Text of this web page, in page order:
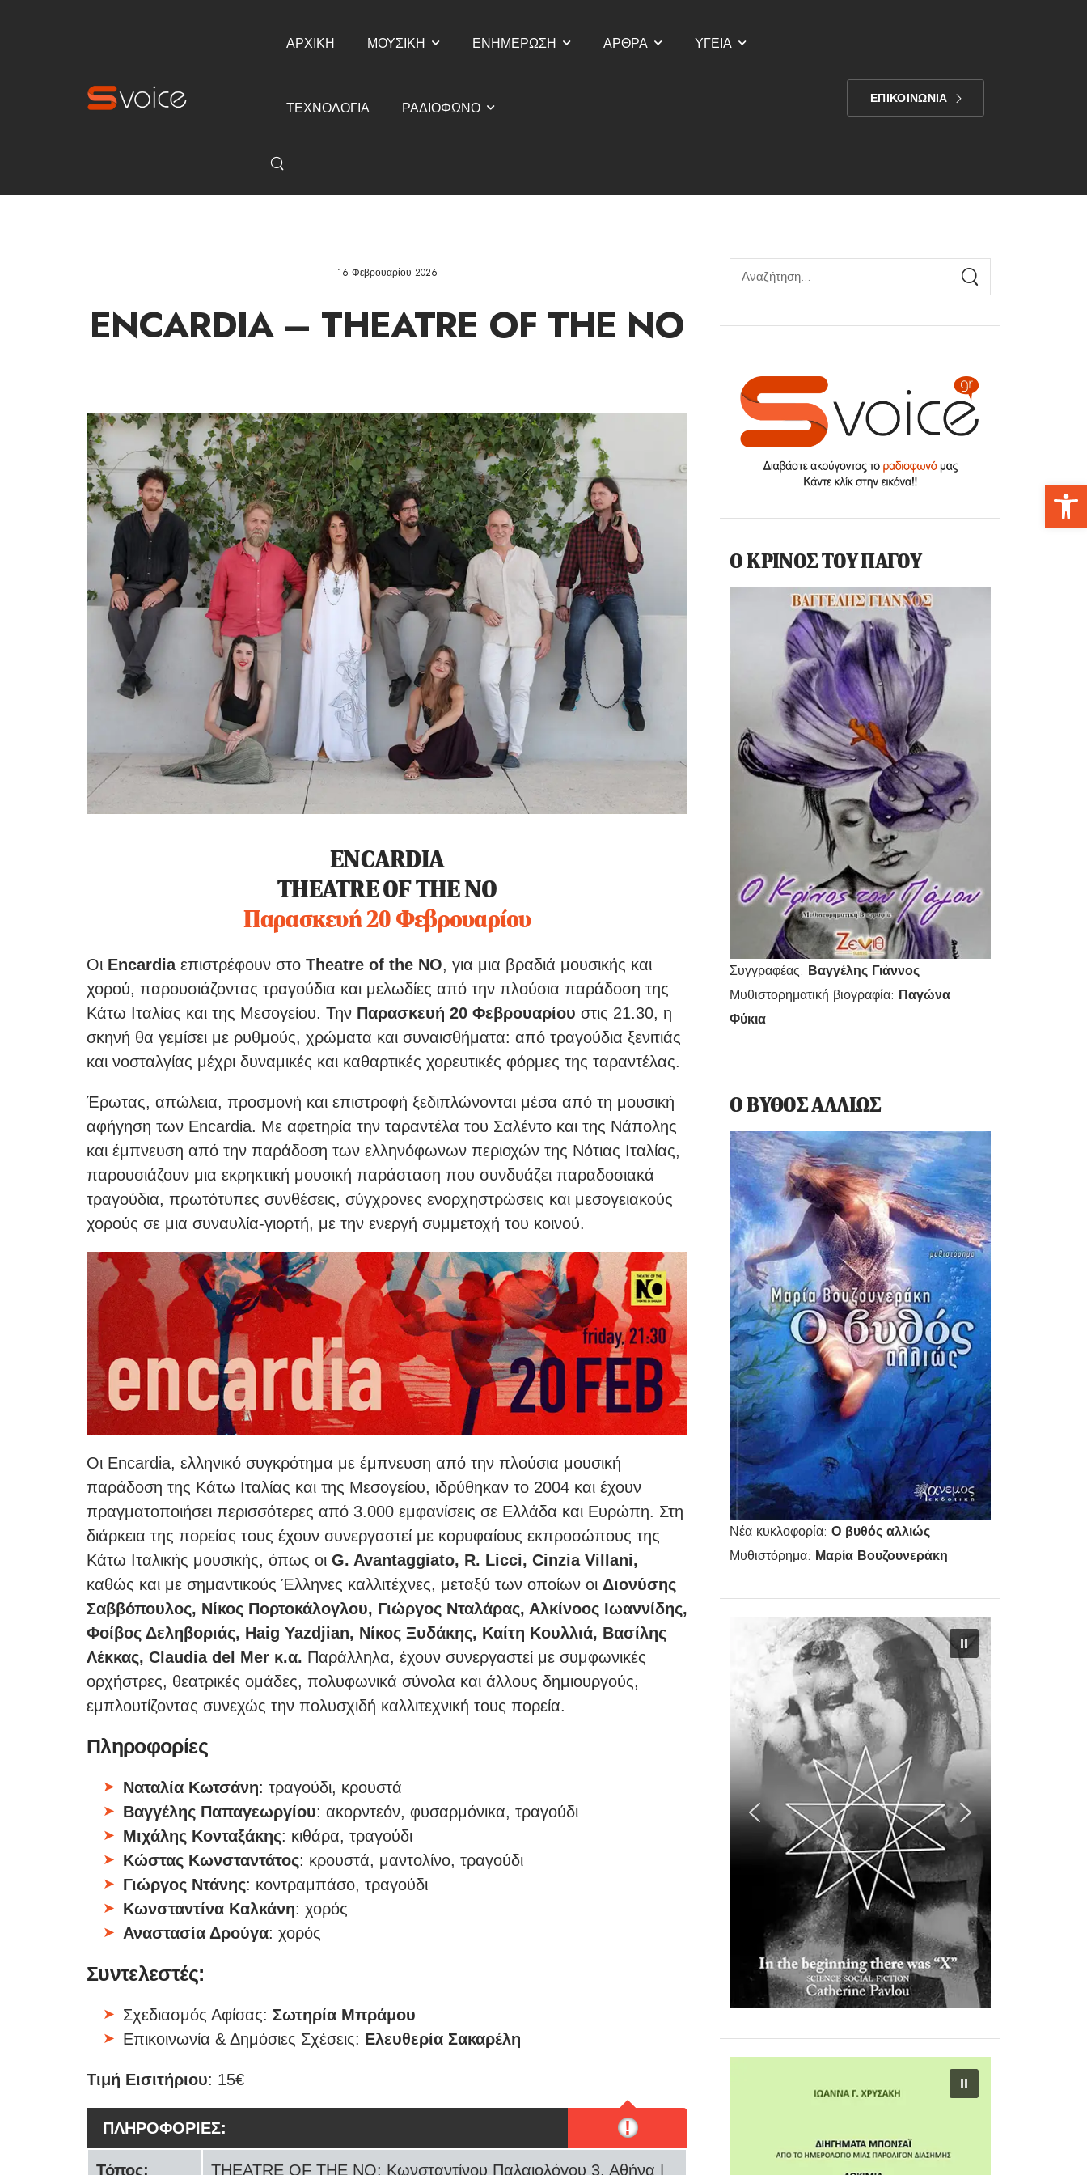
ΑΡΧΙΚΗ ΜΟΥΣΙΚΗ ΕΝΗΜΕΡΩΣΗ ΑΡΘΡΑ ΥΓΕΙΑ
ΤΕΧΝΟΛΟΓΙΑ ΡΑΔΙΟΦΩΝΟ
ΕΠΙΚΟΙΝΩΝΙΑ
Ο ΚΡΙΝΟΣ ΤΟΥ ΠΑΓΟΥ
Συγγραφέας: Βαγγέλης Γιάννος
Μυθιστορηματική βιογραφία: Παγώνα
Φύκια
Ο ΒΥΘΟΣ ΑΛΛΙΩΣ
Νέα κυκλοφορία:Ο βυθός αλλιώς
Μυθιστόρημα: Μαρία Βουζουνεράκη
16 Φεβρουαρίου 2026
ENCARDIA – THEATRE OF THE NO
EΝCARDIA
THEATRE OF THE NO
Παρασκευή 20 Φεβρουαρίου
Οι Encardiaεπιστρέφουν στο Theatre of the NO, για μια βραδιά μουσικής και
χορού, παρουσιάζοντας τραγούδια και μελωδίες από την πλούσια παράδοση της
Κάτω Ιταλίας και της Μεσογείου. Την Παρασκευή 20 Φεβρουαρίου στις 21.30, η
σκηνή θα γεμίσει με ρυθμούς, χρώματα και συναισθήματα: από τραγούδια ξενιτιάς
και νοσταλγίας μέχρι δυναμικές και καθαρτικές χορευτικές φόρμες της ταραντέλας.
Έρωτας, απώλεια, προσμονή και επιστροφή ξεδιπλώνονται μέσα από τη μουσική
αφήγηση των Encardia. Με αφετηρία την ταραντέλα του Σαλέντο και της Νάπολης
και έμπνευση από την παράδοση των ελληνόφωνων περιοχών της Νότιας Ιταλίας,
παρουσιάζουν μια εκρηκτική μουσική παράσταση που συνδυάζει παραδοσιακά
τραγούδια, πρωτότυπες συνθέσεις, σύγχρονες ενορχηστρώσεις και μεσογειακούς
χορούς σε μια συναυλία-γιορτή, με την ενεργή συμμετοχή του κοινού.
Οι Encardia, ελληνικό συγκρότημα με έμπνευση από την πλούσια μουσική
παράδοση της Κάτω Ιταλίας και της Μεσογείου, ιδρύθηκαν το 2004 και έχουν
πραγματοποιήσει περισσότερες από 3.000 εμφανίσεις σε Ελλάδα και Ευρώπη. Στη
διάρκεια της πορείας τους έχουν συνεργαστεί με κορυφαίους εκπροσώπους της
Κάτω Ιταλικής μουσικής, όπως οιG. Avantaggiato, R. Licci, Cinzia Villani,
καθώς και με σημαντικούς Έλληνες καλλιτέχνες, μεταξύ των οποίων οι Διονύσης
Σαββόπουλος, Νίκος Πορτοκάλογλου, Γιώργος Νταλάρας, Αλκίνοος Ιωαννίδης,
Φοίβος Δεληβοριάς, Haig Yazdjian, Νίκος Ξυδάκης, Καίτη Κουλλιά, Βασίλης
Λέκκας, Claudia del Mer κ.α. Παράλληλα, έχουν συνεργαστεί με συμφωνικές
ορχήστρες, θεατρικές ομάδες, πολυφωνικά σύνολα και άλλους δημιουργούς,
εμπλουτίζοντας συνεχώς την πολυσχιδή καλλιτεχνική τους πορεία.
Πληροφορίες
Ναταλία Κωτσάνη: τραγούδι, κρουστά
Bαγγέλης Παπαγεωργίου: ακορντεόν, φυσαρμόνικα, τραγούδι
Μιχάλης Κονταξάκης: κιθάρα, τραγούδι
Κώστας Κωνσταντάτος: κρουστά, μαντολίνο, τραγούδι
Γιώργος Ντάνης: κοντραμπάσο, τραγούδι
Κωνσταντίνα Καλκάνη: χορός
Αναστασία Δρούγα: χορός
Συντελεστές:
Σχεδιασμός Αφίσας: Σωτηρία Μπράμου
Επικοινωνία & Δημόσιες Σχέσεις: Ελευθερία Σακαρέλη
Τιμή Εισιτήριου: 15€
ΠΛΗΡΟΦΟΡΙΕΣ: !
Τόπος: THEATRE OF THE NO: Κωνσταντίνου Παλαιολόγου 3, Αθήνα |